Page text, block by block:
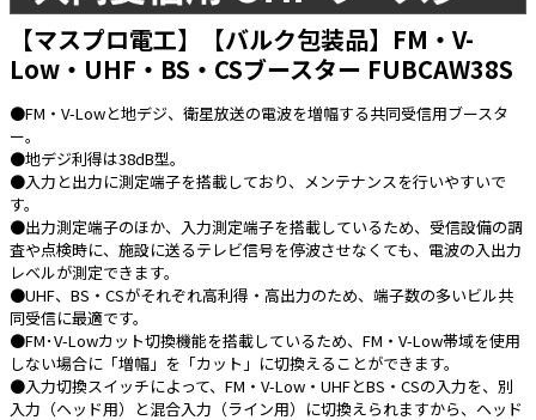
スイッチ・コンセント（配線器具）
PF管/FEP管/CD管/情報線保護管
みカバー
EV充電設備工事関連
感染症関連
その他
e431オリジナル
暑さ対策
販売終了品
【マスプロ電工】【バルク包装品】FM・V-
Low・UHF・BS・CSブースター FUBCAW38S
●FM・V-Lowと地デジ、衛星放送の電波を増幅する共同受信用ブースタ
ー。
●地デジ利得は38dB型。
●入力と出力に測定端子を搭載しており、メンテナンスを行いやすいで
す。
●出力測定端子のほか、入力測定端子を搭載しているため、受信設備の調
査や点検時に、施設に送るテレビ信号を停波させなくても、電波の入出力
レベルが測定できます。
●UHF、BS・CSがそれぞれ高利得・高出力のため、端子数の多いビル共
同受信に最適です。
●FM･V-Lowカット切換機能を搭載しているため、FM・V-Low帯域を使用
しない場合に「増幅」を「カット」に切換えることができます。
●入力切換スイッチによって、FM・V-Low・UHFとBS・CSの入力を、別
入力（ヘッド用）と混合入力（ライン用）に切換えられますから、ヘッド